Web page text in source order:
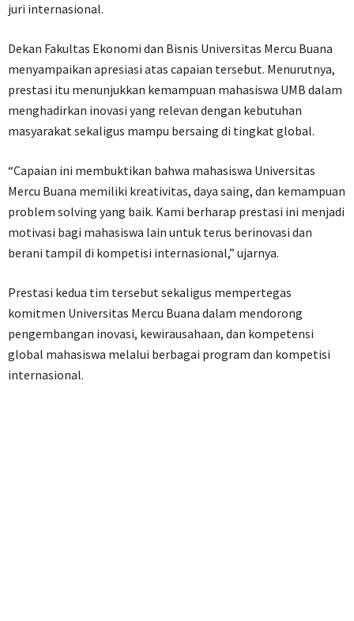
juri internasional.
Dekan Fakultas Ekonomi dan Bisnis Universitas Mercu Buana
menyampaikan apresiasi atas capaian tersebut. Menurutnya,
prestasi itu menunjukkan kemampuan mahasiswa UMB dalam
menghadirkan inovasi yang relevan dengan kebutuhan
masyarakat sekaligus mampu bersaing di tingkat global.
“Capaian ini membuktikan bahwa mahasiswa Universitas
Mercu Buana memiliki kreativitas, daya saing, dan kemampuan
problem solving yang baik. Kami berharap prestasi ini menjadi
motivasi bagi mahasiswa lain untuk terus berinovasi dan
berani tampil di kompetisi internasional,” ujarnya.
Prestasi kedua tim tersebut sekaligus mempertegas
komitmen Universitas Mercu Buana dalam mendorong
pengembangan inovasi, kewirausahaan, dan kompetensi
global mahasiswa melalui berbagai program dan kompetisi
internasional.